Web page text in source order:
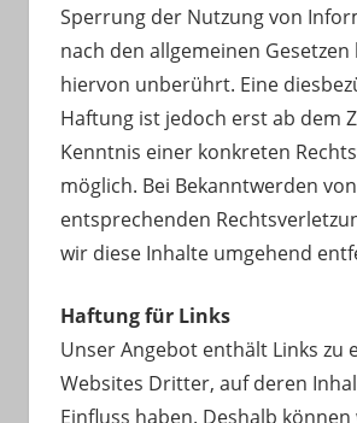
Sperrung der Nutzung von
nach den allgemeinen Gesetzen
hiervon unberührt. Eine
Haftung ist jedoch erst ab dem
Kenntnis einer konkreten
möglich. Bei Bekanntwerden von
entsprechenden
wir diese Inhalte umgehend
Haftung für Links
Unser Angebot enthält Links zu
Websites Dritter, auf deren
Einfluss haben. Deshalb